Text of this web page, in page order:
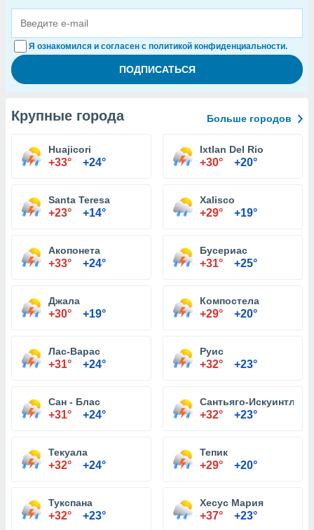
Я ознакомился и согласен с политикой конфиденциальности.
Крупные города Больше городов
Huajicori
+33° +24°
Ixtlan Del Rio
+30° +20°
Santa Teresa
+23° +14°
Xalisco
+29° +19°
Акопонета
+33° +24°
Бусериас
+31° +25°
Джала
+30° +19°
Компостела
+29° +20°
Лас-Варас
+31° +24°
Руис
+32° +23°
Сан - Блас
+31° +24°
Сантьяго-Искуинтла
+32° +23°
Текуала
+32° +24°
Тепик
+29° +20°
Тукспана
+32° +23°
Хесус Мария
+37° +23°